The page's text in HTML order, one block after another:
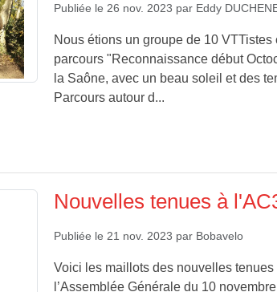
Publiée le 26 nov. 2023 par Eddy
Nous étions un groupe de 10
parcours "Reconnaissance début
la Saône, avec un beau soleil et des
Parcours autour d...
Nouvelles tenues à
Publiée le 21 nov. 2023 par Bobavelo
Voici les maillots des nouvelles
l’Assemblée Générale du 10